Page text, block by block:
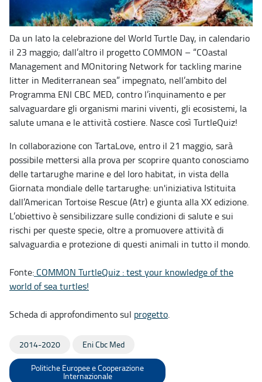
Da un lato la celebrazione del World Turtle Day, in calendario
il 23 maggio; dall’altro il progetto COMMON – “COastal
Management and MOnitoring Network for tackling marine
litter in Mediterranean sea” impegnato, nell’ambito del
Programma ENI CBC MED, contro l’inquinamento e per
salvaguardare gli organismi marini viventi, gli ecosistemi, la
salute umana e le attività costiere. Nasce così TurtleQuiz!
In collaborazione con TartaLove, entro il 21 maggio, sarà
possibile mettersi alla prova per scoprire quanto conosciamo
delle tartarughe marine e del loro habitat, in vista della
Giornata mondiale delle tartarughe: un'iniziativa Istituita
dall’American Tortoise Rescue (Atr) e giunta alla XX edizione.
L’obiettivo è sensibilizzare sulle condizioni di salute e sui
rischi per queste specie, oltre a promuovere attività di
salvaguardia e protezione di questi animali in tutto il mondo.
Fonte: COMMON TurtleQuiz : test your knowledge of the
world of sea turtles!
Scheda di approfondimento sul progetto.
2014-2020 Eni Cbc Med
Politiche Europee e Cooperazione
Internazionale